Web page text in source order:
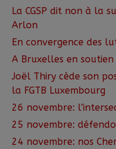
La CGSP dit non à la
Arlon
En convergence des
A Bruxelles en soutien
Joël Thiry cède son
la FGTB Luxembourg
26 novembre:
25 novembre:
24 novembre: nos